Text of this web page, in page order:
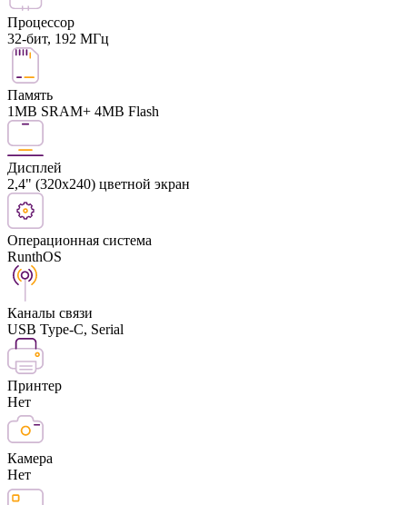
Процессор
32-бит, 192 МГц
Память
1MB SRAM+ 4MB Flash
Дисплей
2,4" (320x240) цветной экран
Операционная система
RunthOS
Каналы связи
USB Type-C, Serial
Принтер
Нет
Камера
Нет